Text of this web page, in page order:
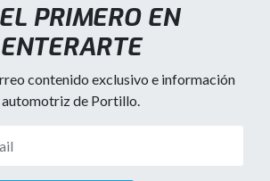
PRIMERO EN
ENTERARTE
contenido exclusivo e información
automotriz de Portillo.